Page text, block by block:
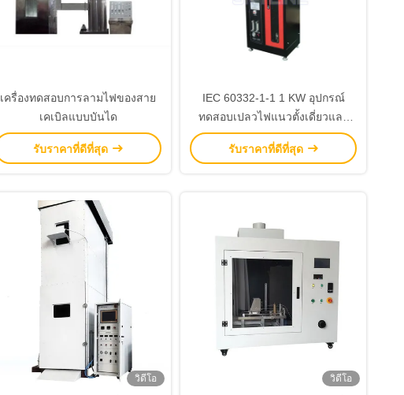
เครื่องทดสอบการลามไฟของสาย
เคเบิลแบบบันได
รับราคาที่ดีที่สุด
IEC 60332-1-1 1 KW อุปกรณ์
ทดสอบเปลวไฟแนวตั้งเดี่ยวและ
สายเคเบิลหุ้มฉนวน
รับราคาที่ดีที่สุด
วิดีโอ วิดีโอ